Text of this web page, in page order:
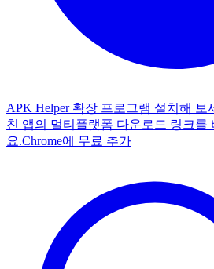
APK Helper 확장 프로그램 설치해
친 앱의 멀티플랫폼 다운로드 링크를
요.Chrome에 무료 추가